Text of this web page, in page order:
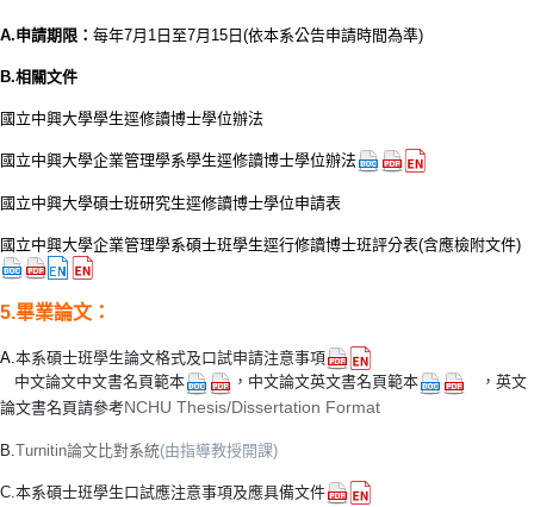
A.申請期限： 每年7月1日至7月15日(依本系公告申請時間為準)
B.相關文件
國立中興大學學生逕修讀博士學位辦法
國立中興大學企業管理學系學生逕修讀博士學位辦法
國立中興大學碩士班研究生逕修讀博士學位申請表
國立中興大學企業管理學系碩士班學生逕行修讀博士班評分表(含應檢附文件)
5.畢業論文：
A. 本系碩士班學生論文格式及口試申請注意事項
中文論文中文書名頁範本 ，中文論文英文書名頁範本 ，英文
論文書名頁請參考NCHU Thesis/Dissertation Format
B. Turnitin論文比對系統(由指導教授開課)
C.本系碩士班學生口試應注意事項及應具備文件